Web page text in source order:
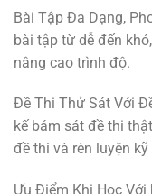
Bài Tập Đa Dạng,
bài tập từ dễ đến
nâng cao trình độ.
Đề Thi Thử Sát Với
kế bám sát đề thi
đề thi và rèn luyện
Ưu Điểm Khi Học Với